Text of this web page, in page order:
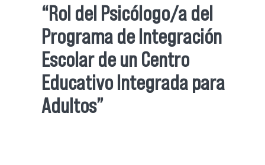
“Rol del Psicólogo/a del
Programa de Integración
Escolar de un Centro
Educativo Integrada para
Adultos”